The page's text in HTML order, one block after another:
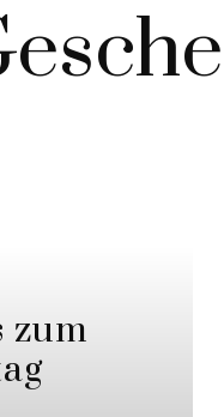
zum